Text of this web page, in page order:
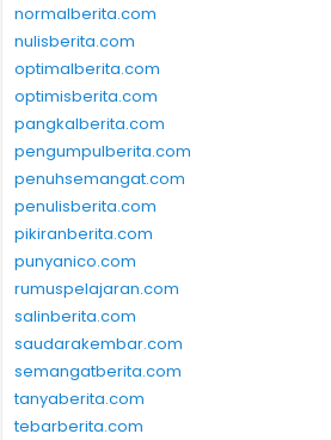
normalberita.com
nulisberita.com
optimalberita.com
optimisberita.com
pangkalberita.com
pengumpulberita.com
penuhsemangat.com
penulisberita.com
pikiranberita.com
punyanico.com
rumuspelajaran.com
salinberita.com
saudarakembar.com
semangatberita.com
tanyaberita.com
tebarberita.com